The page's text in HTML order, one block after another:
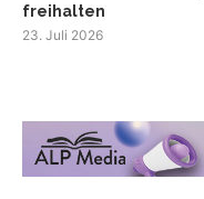
freihalten
23. Juli 2026